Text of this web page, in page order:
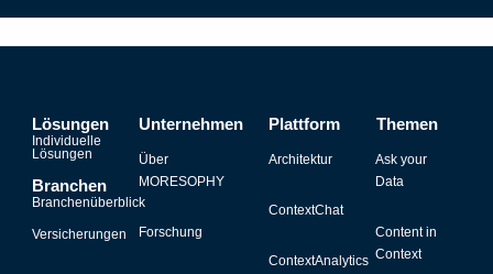
Lösungen
Individuelle
Lösungen
Branchen
Branchenüberblick
Versicherungen
Unternehmen
Über
MORESOPHY
Forschung
Plattform
Architektur
ContextChat
ContextAnalytics
Themen
Ask your
Data
Content in
Context